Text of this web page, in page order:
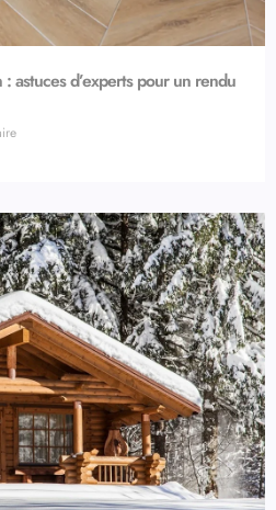
astuces d’experts pour un rendu